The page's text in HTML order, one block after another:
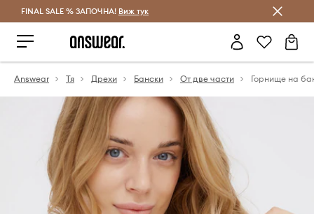
Спестявай с Answear Club
FINAL SALE % ЗАПОЧНА! Виж тук
Answear Тя Дрехи Бански От две части Горнище на